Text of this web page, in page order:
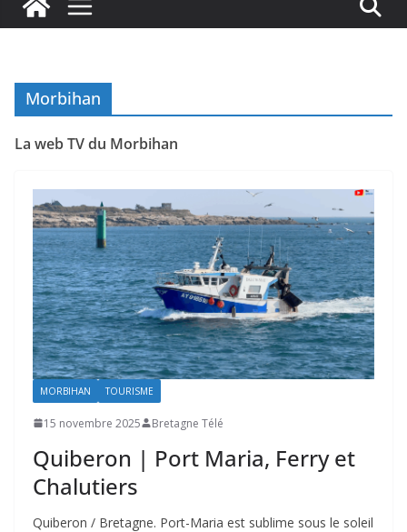
Morbihan
La web TV du Morbihan
MORBIHAN TOURISME
15 novembre 2025 Bretagne Télé
Quiberon | Port Maria, Ferry et
Chalutiers
Quiberon / Bretagne. Port-Maria est sublime sous le soleil